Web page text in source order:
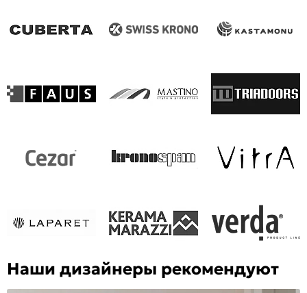
Наши дизайнеры рекомендуют